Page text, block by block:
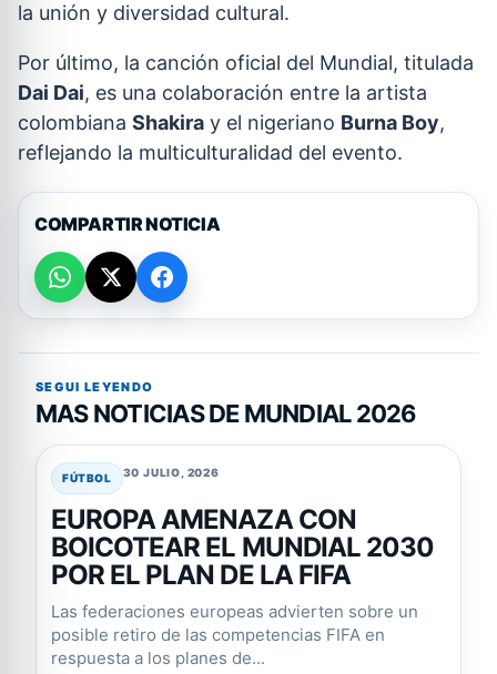
la unión y diversidad cultural.
Por último, la canción oficial del Mundial, titulada
Dai Dai, es una colaboración entre la artista
colombiana Shakira y el nigeriano Burna Boy,
reflejando la multiculturalidad del evento.
COMPARTIR NOTICIA
SEGUI LEYENDO
MAS NOTICIAS DE MUNDIAL 2026
FÚTBOL 30 JULIO, 2026
EUROPA AMENAZA CON
BOICOTEAR EL MUNDIAL 2030
POR EL PLAN DE LA FIFA
Las federaciones europeas advierten sobre un
posible retiro de las competencias FIFA en
respuesta a los planes de...